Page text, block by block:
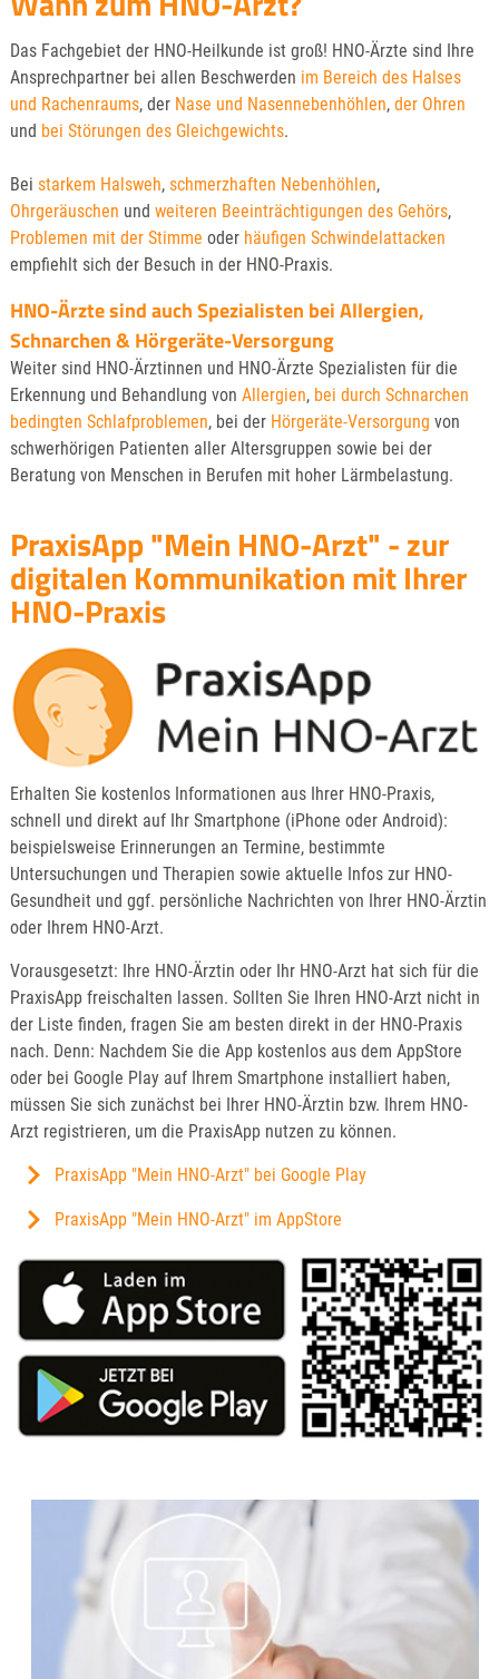
Das Fachgebiet der HNO-Heilkunde ist groß! HNO-Ärzte sind Ihre
Ansprechpartner bei allen Beschwerden im Bereich des Halses
und Rachenraums, der Nase und Nasennebenhöhlen, der Ohren
und bei Störungen des Gleichgewichts.
Bei starkem Halsweh, schmerzhaften Nebenhöhlen,
Ohrgeräuschen und weiteren Beeinträchtigungen des Gehörs,
Problemen mit der Stimme oder häufigen Schwindelattacken
empfiehlt sich der Besuch in der HNO-Praxis.
HNO-Ärzte sind auch Spezialisten bei Allergien,
Schnarchen & Hörgeräte-Versorgung
Weiter sind HNO-Ärztinnen und HNO-Ärzte Spezialisten für die
Erkennung und Behandlung von Allergien, bei durch Schnarchen
bedingten Schlafproblemen, bei der Hörgeräte-Versorgung von
schwerhörigen Patienten aller Altersgruppen sowie bei der
Beratung von Menschen in Berufen mit hoher Lärmbelastung.
PraxisApp "Mein HNO-Arzt" - zur
digitalen Kommunikation mit Ihrer
HNO-Praxis
Erhalten Sie kostenlos Informationen aus Ihrer HNO-Praxis,
schnell und direkt auf Ihr Smartphone (iPhone oder Android):
beispielsweise Erinnerungen an Termine, bestimmte
Untersuchungen und Therapien sowie aktuelle Infos zur HNO-
Gesundheit und ggf. persönliche Nachrichten von Ihrer HNO-Ärztin
oder Ihrem HNO-Arzt.
Vorausgesetzt: Ihre HNO-Ärztin oder Ihr HNO-Arzt hat sich für die
PraxisApp freischalten lassen. Sollten Sie Ihren HNO-Arzt nicht in
der Liste finden, fragen Sie am besten direkt in der HNO-Praxis
nach. Denn: Nachdem Sie die App kostenlos aus dem AppStore
oder bei Google Play auf Ihrem Smartphone installiert haben,
müssen Sie sich zunächst bei Ihrer HNO-Ärztin bzw. Ihrem HNO-
Arzt registrieren, um die PraxisApp nutzen zu können.
PraxisApp "Mein HNO-Arzt" bei Google Play
PraxisApp "Mein HNO-Arzt" im AppStore